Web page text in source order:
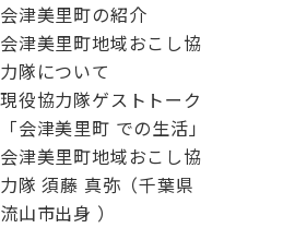
会津美里町の紹介
会津美里町地域おこし協
力隊について
現役協力隊ゲストトーク
「会津美里町 での生活」
会津美里町地域おこし協
力隊 須藤 真弥（千葉県
流山市出身 ）